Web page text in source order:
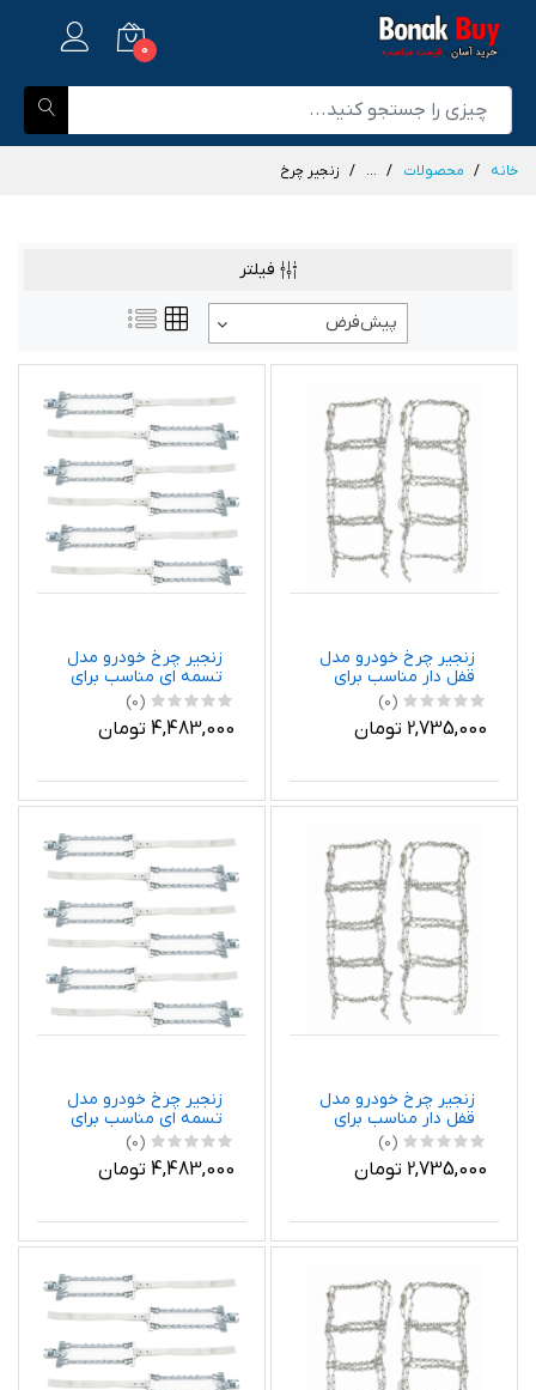
0
خانه محصولات ... زنجیر چرخ
فیلتر
پیش‌فرض
زنجیر چرخ خودرو مدل
قفل دار مناسب برای
تویوتا کرولا بسته دو
عددی
(0)
2,735,000 تومان
زنجیر چرخ خودرو مدل
تسمه ای مناسب برای
هیوندای جنسیس بسته
(0)
4,483,000 تومان
زنجیر چرخ خودرو مدل
قفل دار مناسب برای
سوزوکی سوئیفت بسته
دو عددی
(0)
2,735,000 تومان
زنجیر چرخ خودرو مدل
تسمه ای مناسب برای
فیدلیتی بسته 6 عددی
(0)
4,483,000 تومان